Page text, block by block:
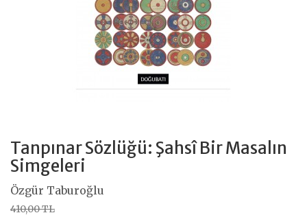
Tanpınar Sözlüğü: Şahsî Bir Masalın
Simgeleri
Özgür Taburoğlu
410,00 TL